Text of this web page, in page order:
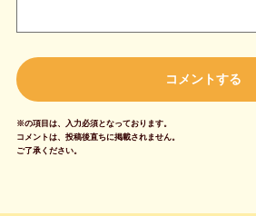
※の項目は、入力必須となっております。
コメントは、投稿後直ちに掲載されません。
ご了承ください。